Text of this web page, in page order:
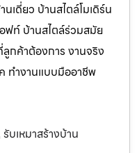
เดี่ยว บ้านสไตล์โมเดิร์น
ฟท์ บ้านสไตล์ร่วมสมัย
กค้าต้องการ งานจริง
ทำงานแบบมืออาชีพ
รับเหมาสร้างบ้าน